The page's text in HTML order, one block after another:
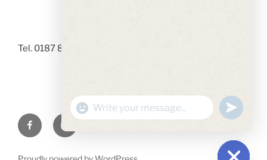
Tel. 0187 873536 |
FacebookInstagram
"+chaty_settings.lang.emoji_picker+"
WhatsApp
undefined